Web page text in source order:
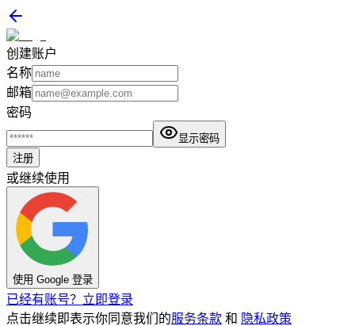
创建账户
名称
邮箱
密码
显示密码
注册
或继续使用
使用 Google 登录
已经有账号？立即登录
点击继续即表示你同意我们的服务条款 和 隐私政策